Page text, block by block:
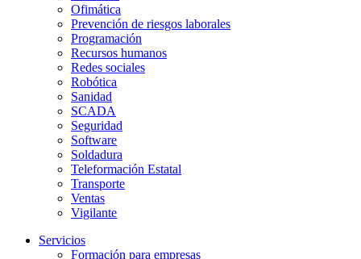
Ofimática
Prevención de riesgos laborales
Programación
Recursos humanos
Redes sociales
Robótica
Sanidad
SCADA
Seguridad
Software
Soldadura
Teleformación Estatal
Transporte
Ventas
Vigilante
Servicios
Formación para empresas